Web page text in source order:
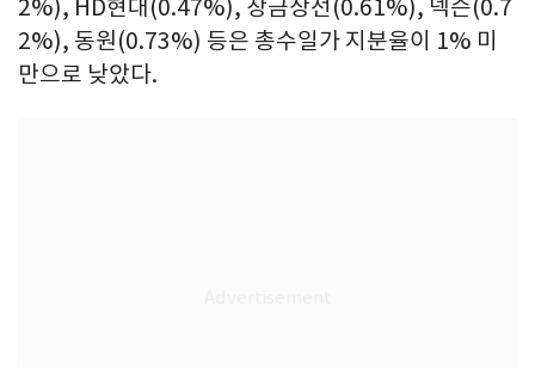
2%), HD현대(0.47%), 장금상선(0.61%), 넥슨(0.7
2%), 동원(0.73%) 등은 총수일가 지분율이 1% 미
만으로 낮았다.